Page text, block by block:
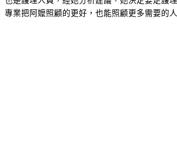
專業把阿嬤照顧的更好，也能照顧更多需要的人